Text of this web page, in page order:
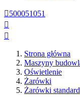
500051051


Strona główna
Maszyny
Oświetlenie
Żarówki
Żarówki standard